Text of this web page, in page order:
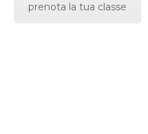
prenota la tua classe